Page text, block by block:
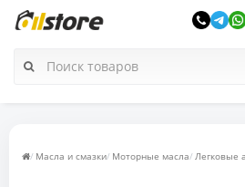
Масла и смазки Моторные масла Легковые